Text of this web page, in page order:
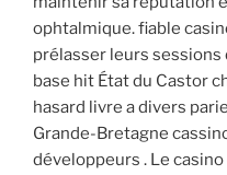
ophtalmique. fiable
prélasser leurs sessions
base hit État du Castor
hasard livre a divers
Grande-Bretagne
développeurs . Le